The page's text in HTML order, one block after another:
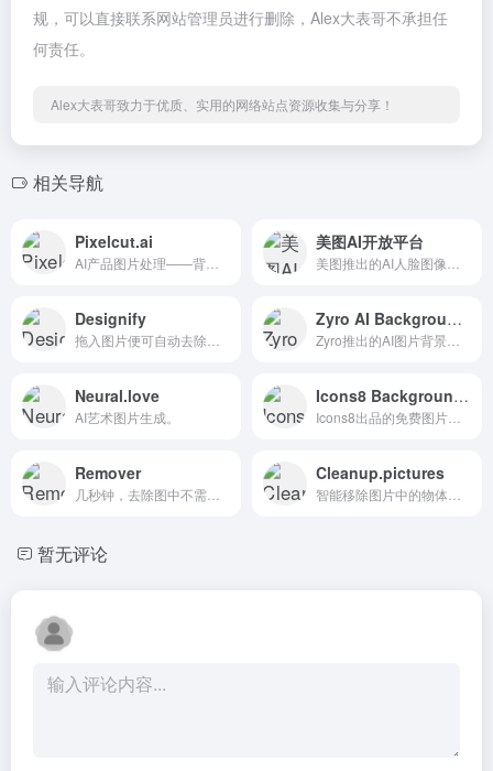
规，可以直接联系网站管理员进行删除，Alex大表哥不承担任
何责任。
Alex大表哥致力于优质、实用的网络站点资源收集与分享！
相关导航
Pixelcut.ai 美图AI开放平台
Designify Zyro AI Background Remover
Neural.love
AI艺术图片生成。
Icons8 Background Remover
Remover Cleanup.pictures
暂无评论